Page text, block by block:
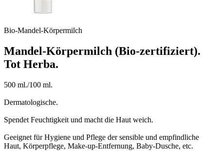
Bio-Mandel-Körpermilch
Mandel-Körpermilch (Bio-zertifiziert).
Tot Herba.
500 ml./100 ml.
Dermatologische.
Spendet Feuchtigkeit und macht die Haut weich.
Geeignet für Hygiene und Pflege der sensible und empfindliche
Haut, Körperpflege, Make-up-Entfernung, Baby-Dusche, etc.